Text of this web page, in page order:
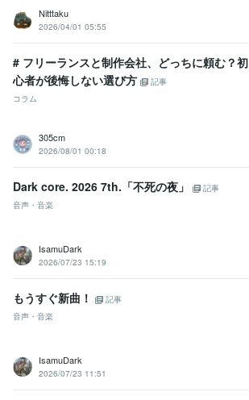
Nitttaku
2026/04/01 05:55
# フリーランスと制作会社、どっちに頼む？初
心者が後悔しない選び方
記事
コラム
305cm
2026/08/01 00:18
Dark core. 2026 7th.「不死の夜」
記事
音声・音楽
IsamuDark
2026/07/23 15:19
もうすぐ新曲！
記事
音声・音楽
IsamuDark
2026/07/23 11:51